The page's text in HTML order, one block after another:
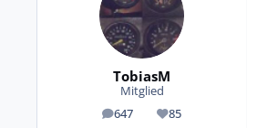
TobiasM
Mitglied
647
Beiträge 85
Reputation